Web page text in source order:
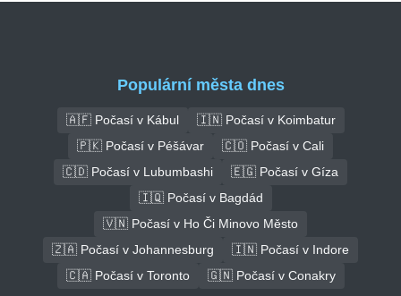
Populární města dnes
🇦🇫 Počasí v Kábul
🇮🇳 Počasí v Koimbatur
🇵🇰 Počasí v Péšávar
🇨🇴 Počasí v Cali
🇨🇩 Počasí v Lubumbashi
🇪🇬 Počasí v Gíza
🇮🇶 Počasí v Bagdád
🇻🇳 Počasí v Ho Či Minovo Město
🇿🇦 Počasí v Johannesburg
🇮🇳 Počasí v Indore
🇨🇦 Počasí v Toronto
🇬🇳 Počasí v Conakry